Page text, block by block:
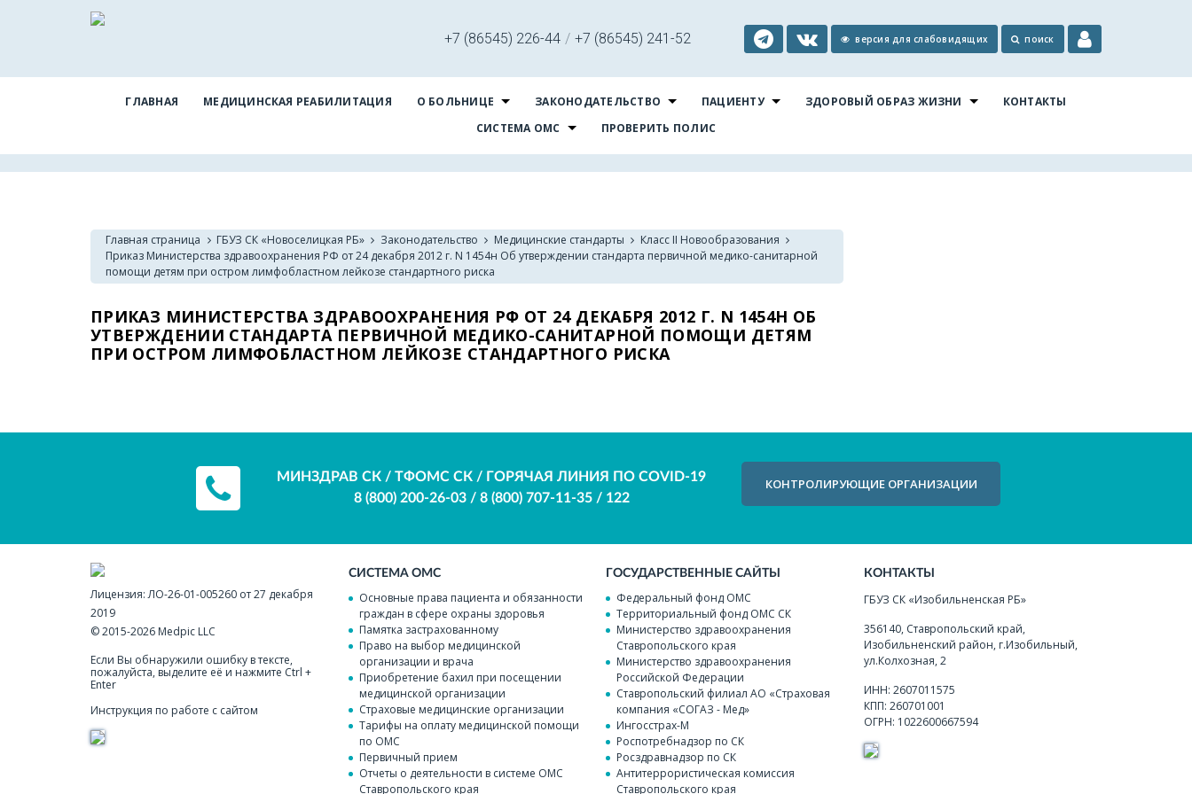
+7 (86545) 226-44 / +7 (86545) 241-52 версия для слабовидящих поиск
ГЛАВНАЯ МЕДИЦИНСКАЯ РЕАБИЛИТАЦИЯ О БОЛЬНИЦЕ ЗАКОНОДАТЕЛЬСТВО ПАЦИЕНТУ ЗДОРОВЫЙ ОБРАЗ ЖИЗНИ
КОНТАКТЫ
СИСТЕМА ОМС
ПРОВЕРИТЬ ПОЛИС
Главная страница ГБУЗ СК «Новоселицкая РБ» Законодательство Медицинские стандарты
Класс II Новообразования
Приказ Министерства здравоохранения РФ от 24 декабря 2012 г. N 1454н Об утверждении стандарта первичной медико-санитарной
помощи детям при остром лимфобластном лейкозе стандартного риска
ПРИКАЗ МИНИСТЕРСТВА ЗДРАВООХРАНЕНИЯ РФ ОТ 24 ДЕКАБРЯ 2012 Г. N 1454Н ОБ
УТВЕРЖДЕНИИ СТАНДАРТА ПЕРВИЧНОЙ МЕДИКО-САНИТАРНОЙ ПОМОЩИ ДЕТЯМ
ПРИ ОСТРОМ ЛИМФОБЛАСТНОМ ЛЕЙКОЗЕ СТАНДАРТНОГО РИСКА
МИНЗДРАВ СК / ТФОМС СК / ГОРЯЧАЯ ЛИНИЯ ПО COVID-19
8 (800) 200-26-03 / 8 (800) 707-11-35 / 122
КОНТРОЛИРУЮЩИЕ ОРГАНИЗАЦИИ
Лицензия:ЛО-26-01-005260 от 27 декабря
2019
© 2015-2026 Medpic LLC
Если Вы обнаружили ошибку в тексте,
пожалуйста, выделите её и нажмите Ctrl +
Enter
Инструкция по работе с сайтом
СИСТЕМА ОМС
Основные права пациента и обязанности
граждан в сфере охраны здоровья
Памятка застрахованному
Право на выбор медицинской
организации и врача
Приобретение бахил при посещении
медицинской организации
Страховые медицинские организации
Тарифы на оплату медицинской помощи
по ОМС
Первичный прием
Отчеты о деятельности в системе ОМС
Ставропольского края
ГОСУДАРСТВЕННЫЕ САЙТЫ
Федеральный фонд ОМС
Территориальный фонд ОМС СК
Министерство здравоохранения
Ставропольского края
Министерство здравоохранения
Российской Федерации
Ставропольский филиал АО «Страховая
компания «СОГАЗ - Мед»
Ингосстрах-М
Роспотребнадзор по СК
Росздравнадзор по СК
Антитеррористическая комиссия
Ставропольского края
КОНТАКТЫ
ГБУЗ СК «Изобильненская РБ»
356140, Ставропольский край,
Изобильненский район, г.Изобильный,
ул.Колхозная, 2
ИНН: 2607011575
КПП: 260701001
ОГРН: 1022600667594